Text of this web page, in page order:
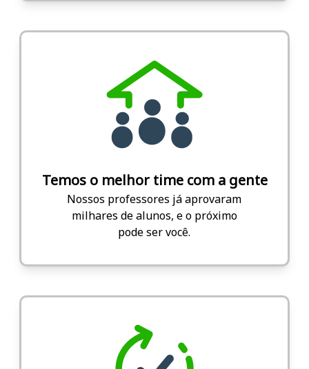
Temos o melhor time com a gente
Nossos professores já aprovaram
milhares de alunos, e o próximo
pode ser você.